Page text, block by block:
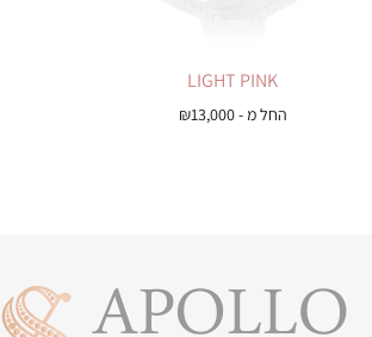
LIGHT PINK
החל מ - ₪13,000